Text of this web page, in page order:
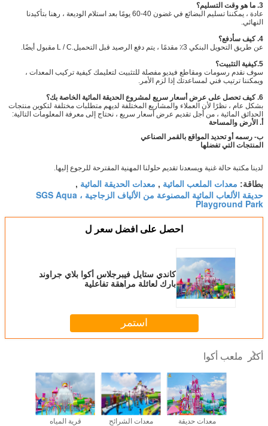
3. ما هو وقت التسليم؟
عادة ، يمكننا تسليم البضائع في غضون 40-60 يومًا بعد استلام الوديعة ، رهنا بتأكيدنا
النهائي.
4. كيف سأدفع؟
عن طريق التحويل البنكي 3٪ مقدمًا ، يتم دفع الرصيد قبل التحميل.L / C مقبول أيضًا.
5.كيفية التثبيت؟
سوف نقدم رسومات ومقاطع فيديو مفصلة للتثبيت لتعليمك كيفية تركيب المعدات ،
ويمكننا ترتيب فني لمساعدتك إذا لزم الأمر.
6. كيف تحصل على عرض أسعار سريع لمشروع الحديقة المائية الخاصة بك؟
بشكل عام ، نظرًا لأن العملاء والمشاريع المختلفة لديهم متطلبات مختلفة لتكوين منتجات
الحدائق المائية ، من أجل تقديم عرض أسعار سريع ، نحتاج إلى معرفة المعلومات التالية:
أ. الأرض والمساحة
ب- رسمه أو تحديد المواقع بالقمر الصناعي
المنتجات التي تفضلها
لدينا مكتبة حالة غنية ويسعدنا تقديم حلولنا المهنية المقترحة للرجوع إليها.
بطاقة: معدات الملعب المائية , معدات الحديقة المائية ,
حديقة الألعاب المائية المصنوعة من الألياف الزجاجية ، SGS Aqua
Playground Park
احصل على افضل سعر ل
كاندي ستايل فيبرجلاس أكوا بلاي جراوند
بارك لعائلة مراهقة تفاعلية
استمر
أكثر ملعب أكوا
قرية المياه
معدات الشرائح
معدات حديقة